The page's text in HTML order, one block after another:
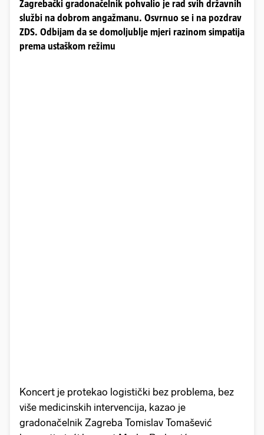
Zagrebački gradonačelnik pohvalio je rad svih državnih
službi na dobrom angažmanu. Osvrnuo se i na pozdrav
ZDS. Odbijam da se domoljublje mjeri razinom simpatija
prema ustaškom režimu
Koncert je protekao logistički bez problema, bez
više medicinskih intervencija, kazao je
gradonačelnik Zagreba Tomislav Tomašević